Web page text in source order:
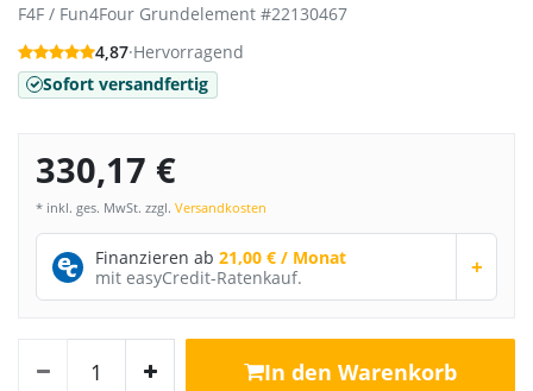
F4F / Fun4Four Grundelement #22130467
4,87·Hervorragend
Sofort versandfertig
330,17 €
* inkl. ges. MwSt. zzgl. Versandkosten
Finanzieren ab21,00 € / Monat
mit easyCredit-Ratenkauf.
+
In den Warenkorb